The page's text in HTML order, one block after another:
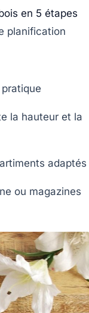
en 5 étapes
planification
la hauteur et la
adaptés
ou magazines